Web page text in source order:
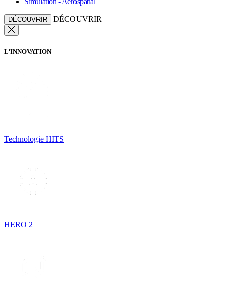
DÉCOUVRIR DÉCOUVRIR
L’INNOVATION
Technologie HITS
HERO 2